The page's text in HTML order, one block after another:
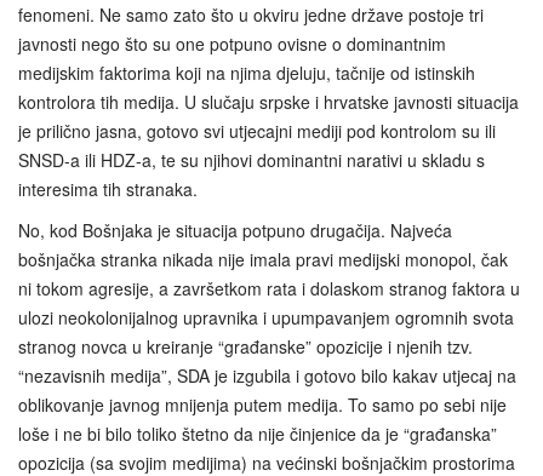
fenomeni. Ne samo zato što u okviru jedne države postoje tri
javnosti nego što su one potpuno ovisne o dominantnim
medijskim faktorima koji na njima djeluju, tačnije od istinskih
kontrolora tih medija. U slučaju srpske i hrvatske javnosti situacija
je prilično jasna, gotovo svi utjecajni mediji pod kontrolom su ili
SNSD-a ili HDZ-a, te su njihovi dominantni narativi u skladu s
interesima tih stranaka.
No, kod Bošnjaka je situacija potpuno drugačija. Najveća
bošnjačka stranka nikada nije imala pravi medijski monopol, čak
ni tokom agresije, a završetkom rata i dolaskom stranog faktora u
ulozi neokolonijalnog upravnika i upumpavanjem ogromnih svota
stranog novca u kreiranje “građanske” opozicije i njenih tzv.
“nezavisnih medija”, SDA je izgubila i gotovo bilo kakav utjecaj na
oblikovanje javnog mnijenja putem medija. To samo po sebi nije
loše i ne bi bilo toliko štetno da nije činjenice da je “građanska”
opozicija (sa svojim medijima) na većinski bošnjačkim prostorima